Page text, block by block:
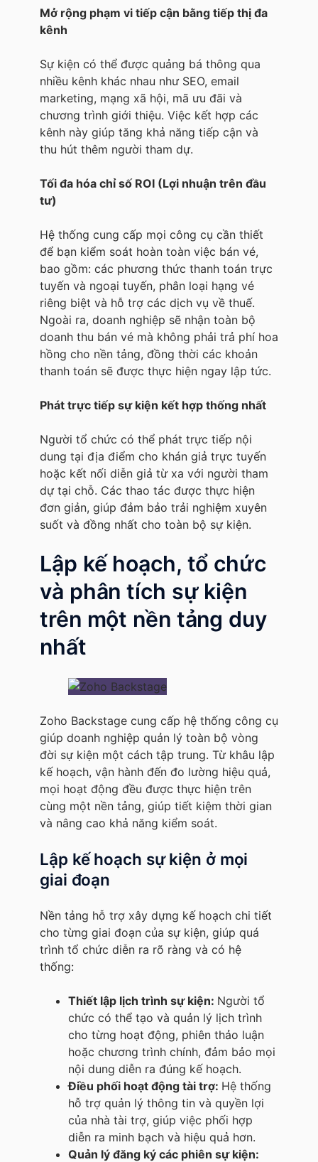
Mở rộng phạm vi tiếp cận bằng tiếp thị đa
kênh
Sự kiện có thể được quảng bá thông qua
nhiều kênh khác nhau như SEO, email
marketing, mạng xã hội, mã ưu đãi và
chương trình giới thiệu. Việc kết hợp các
kênh này giúp tăng khả năng tiếp cận và
thu hút thêm người tham dự.
Tối đa hóa chỉ số ROI (Lợi nhuận trên đầu
tư)
Hệ thống cung cấp mọi công cụ cần thiết
để bạn kiểm soát hoàn toàn việc bán vé,
bao gồm: các phương thức thanh toán trực
tuyến và ngoại tuyến, phân loại hạng vé
riêng biệt và hỗ trợ các dịch vụ về thuế.
Ngoài ra, doanh nghiệp sẽ nhận toàn bộ
doanh thu bán vé mà không phải trả phí hoa
hồng cho nền tảng, đồng thời các khoản
thanh toán sẽ được thực hiện ngay lập tức.
Phát trực tiếp sự kiện kết hợp thống nhất
Người tổ chức có thể phát trực tiếp nội
dung tại địa điểm cho khán giả trực tuyến
hoặc kết nối diễn giả từ xa với người tham
dự tại chỗ. Các thao tác được thực hiện
đơn giản, giúp đảm bảo trải nghiệm xuyên
suốt và đồng nhất cho toàn bộ sự kiện.
Lập kế hoạch, tổ chức
và phân tích sự kiện
trên một nền tảng duy
nhất
Zoho Backstage cung cấp hệ thống công cụ
giúp doanh nghiệp quản lý toàn bộ vòng
đời sự kiện một cách tập trung. Từ khâu lập
kế hoạch, vận hành đến đo lường hiệu quả,
mọi hoạt động đều được thực hiện trên
cùng một nền tảng, giúp tiết kiệm thời gian
và nâng cao khả năng kiểm soát.
Lập kế hoạch sự kiện ở mọi
giai đoạn
Nền tảng hỗ trợ xây dựng kế hoạch chi tiết
cho từng giai đoạn của sự kiện, giúp quá
trình tổ chức diễn ra rõ ràng và có hệ
thống:
Thiết lập lịch trình sự kiện: Người tổ
chức có thể tạo và quản lý lịch trình
cho từng hoạt động, phiên thảo luận
hoặc chương trình chính, đảm bảo mọi
nội dung diễn ra đúng kế hoạch.
Điều phối hoạt động tài trợ: Hệ thống
hỗ trợ quản lý thông tin và quyền lợi
của nhà tài trợ, giúp việc phối hợp
diễn ra minh bạch và hiệu quả hơn.
Quản lý đăng ký các phiên sự kiện: